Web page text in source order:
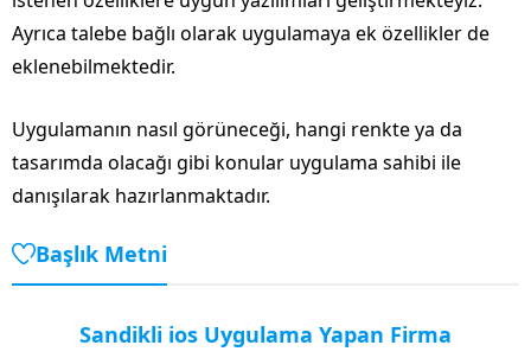
Ayrıca talebe bağlı olarak uygulamaya ek özellikler de
eklenebilmektedir.
Uygulamanın nasıl görüneceği, hangi renkte ya da
tasarımda olacağı gibi konular uygulama sahibi ile
danışılarak hazırlanmaktadır.
Başlık Metni
Sandikli ios Uygulama Yapan Firma